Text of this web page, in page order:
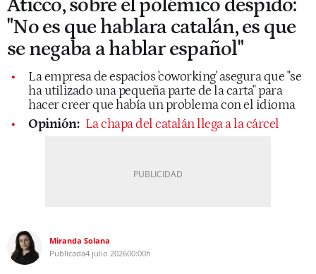
Aticco, sobre el polémico despido:
"No es que hablara catalán, es que
se negaba a hablar español"
La empresa de espacios 'coworking' asegura que "se
ha utilizado una pequeña parte de la carta" para
hacer creer que había un problema con el idioma
Opinión: La chapa del catalán llega a la cárcel
Miranda Solana
Publicada4 julio 202600:00h